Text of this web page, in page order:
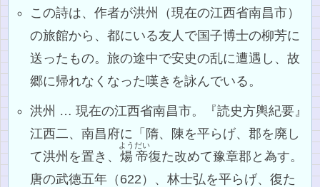
この詩は、作者が洪州（現在の江西省南昌市）
の旅館から、都にいる友人で国子博士の柳芳に
送ったもの。旅の途中で安史の乱に遭遇し、故
郷に帰れなくなった嘆きを詠んでいる。
洪州 … 現在の江西省南昌市。『読史方輿紀要』
江西二、南昌府に「隋、陳を平らげ、郡を廃し
て洪州を置き、煬帝
ようだい
復た改めて豫章郡と為す。
唐の武徳五年（622）、林士弘を平らげ、復た